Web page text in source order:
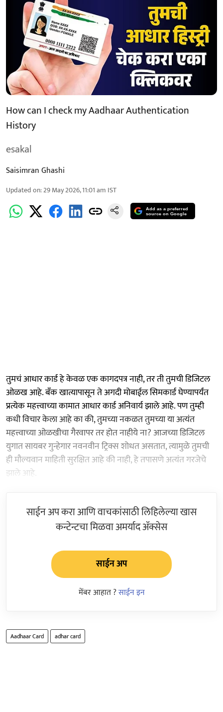
How can I check my Aadhaar Authentication
History
esakal
Saisimran Ghashi
Updated on:29 May 2026, 11:01 am IST
Add as a preferred
source on Google
तुमचं आधार कार्ड हे केवळ एक कागदपत्र नाही, तर ती तुमची डिजिटल
ओळख आहे. बँक खात्यापासून ते अगदी मोबाईल सिमकार्ड घेण्यापर्यंत
प्रत्येक महत्त्वाच्या कामात आधार कार्ड अनिवार्य झाले आहे. पण तुम्ही
कधी विचार केला आहे का की, तुमच्या नकळत तुमच्या या अत्यंत
महत्त्वाच्या ओळखीचा गैरवापर तर होत नाहीये ना? आजच्या डिजिटल
युगात सायबर गुन्हेगार नवनवीन ट्रिक्स शोधत असतात, त्यामुळे तुमची
ही मौल्यवान माहिती सुरक्षित आहे की नाही, हे तपासणे अत्यंत गरजेचे
झाले आहे.
साईन अप करा आणि वाचकांसाठी लिहिलेल्या खास
कन्टेन्टचा मिळवा अमर्याद ॲक्सेस
साईन अप
मेंबर आहात ?साईन इन
Aadhaar Card adhar card